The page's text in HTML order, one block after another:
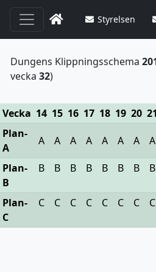
Styrelsen
Dungens Klippningsschema
vecka 32)
Vecka 14 15 16 17 18 19 20 21
Plan-
A
A A A A A A A A
Plan-
B
B B B B B B B B
Plan-
C
C C C C C C C C